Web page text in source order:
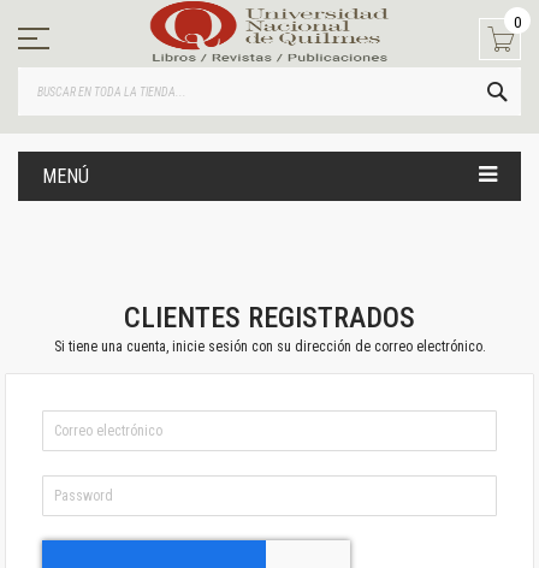
contenido
0
MENÚ
CLIENTES REGISTRADOS
Si tiene una cuenta, inicie sesión con su dirección de correo electrónico.